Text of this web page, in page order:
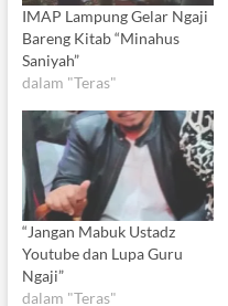
IMAP Lampung Gelar Ngaji
Bareng Kitab “Minahus
Saniyah”
dalam "Teras"
“Jangan Mabuk Ustadz
Youtube dan Lupa Guru
Ngaji”
dalam "Teras"